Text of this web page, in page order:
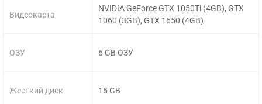
Видеокарта
ОЗУ
Жесткий диск
NVIDIA GeForce GTX 1050Ti (4GB), GTX
1060 (3GB), GTX 1650 (4GB)
6 GB ОЗУ
15 GB